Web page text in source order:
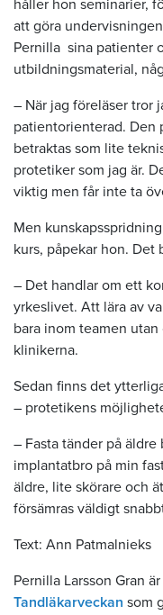
håller hon seminarier,
att göra
Pernilla sina patienter
utbildningsmaterial,
– När jag föreläser tror
patientorienterad. Den
betraktas som lite
protetiker som jag är.
viktig men får inte ta
Men
kurs, påpekar hon. Det
– Det handlar om ett
yrkeslivet. Att lära av
bara inom teamen
klinikerna.
Sedan finns det
– protetikens
– Fasta tänder på
implantatbro på min
äldre, lite skörare och
försämras väldigt
Text: Ann Patmalnieks
Pernilla Larsson Gran
Tandläkarveckan som